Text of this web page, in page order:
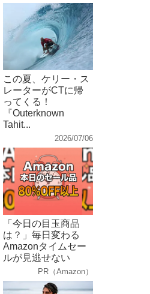
この夏、ケリー・ス
レーターがCTに帰
ってくる！
『Outerknown
Tahit...
2026/07/06
「今日の目玉商品
は？」毎日変わる
Amazonタイムセー
ルが見逃せない
PR（Amazon）